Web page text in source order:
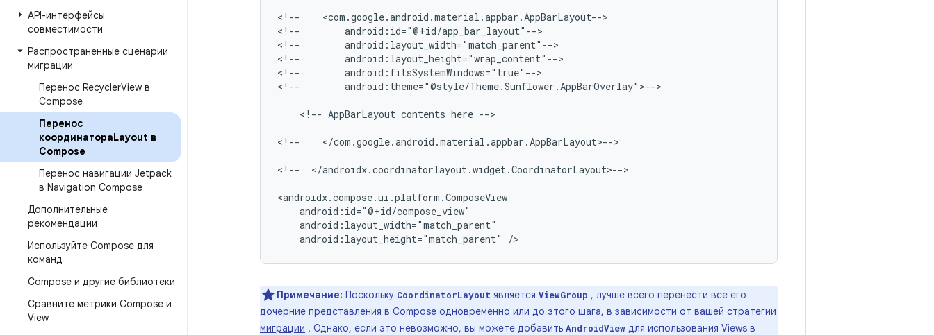
API-интерфейсы
совместимости
Распространенные сценарии
миграции
Перенос RecyclerView в
Compose
Перенос
координатораLayout в
Compose
Перенос навигации Jetpack
в Navigation Compose
Дополнительные
рекомендации
Используйте Compose для
команд
Compose и другие библиотеки
Сравните метрики Compose и
View
<!--
<com.google.android.material.appbar.AppBarLayout-->
<!--
android:id="@+id/app_bar_layout"-->
<!--
android:layout_width="match_parent"-->
<!--
android:layout_height="wrap_content"-->
<!--
android:fitsSystemWindows="true"-->
<!--
android:theme="@style/Theme.Sunflower.AppBarOverlay">-->
<!-- AppBarLayout contents here -->
<!-- </com.google.android.material.appbar.AppBarLayout>-->
<!-- </androidx.coordinatorlayout.widget.CoordinatorLayout>-->
android:layout_height="match_parent"
Примечание: Поскольку CoordinatorLayout является ViewGroup , лучше всего перенести все его
дочерние представления в Compose одновременно или до этого шага, в зависимости от вашей стратегии
миграции . Однако, если это невозможно, вы можете добавить AndroidView для использования Views в